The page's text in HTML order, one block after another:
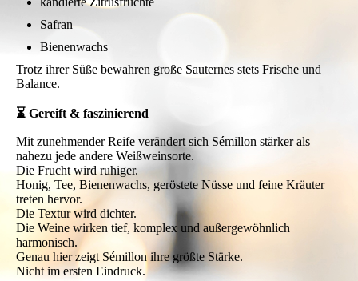
Safran
Bienenwachs
Trotz ihrer Süße bewahren große Sauternes stets Frische und
Balance.
⏳ Gereift & faszinierend
Mit zunehmender Reife verändert sich Sémillon stärker als
nahezu jede andere Weißweinsorte.
Die Frucht wird ruhiger.
Honig, Tee, Bienenwachs, geröstete Nüsse und feine Kräuter
treten hervor.
Die Textur wird dichter.
Die Weine wirken tief, komplex und außergewöhnlich
harmonisch.
Genau hier zeigt Sémillon ihre größte Stärke.
Nicht im ersten Eindruck.